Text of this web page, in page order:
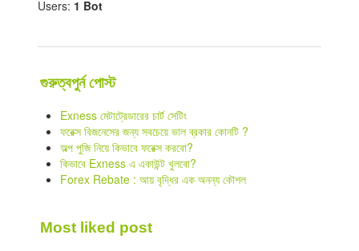
Users: 1 Bot
গুরুত্বপুর্ন পোস্ট
Exness মেটাট্রেডারের চার্ট সেটিং
ফরেক্স বিজনেসের জন্য সবচেয়ে ভাল ব্রকার কোনটি ?
অল্প পুজি নিয়ে কিভাবে ফরেক্স করবো?
কিভাবে Exness এ একাউন্ট খুলবো?
Forex Rebate : আয় বৃদ্ধির এক অনন্য কৌশল
Most liked post